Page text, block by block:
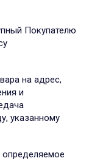
Покупателю
на адрес,
и
указанному
определяемое